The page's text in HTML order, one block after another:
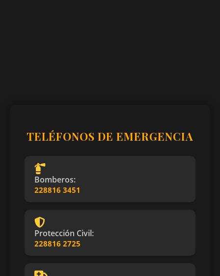
TELÉFONOS DE EMERGENCIA
Bomberos:
228816 3451
Protección Civil:
228816 2725